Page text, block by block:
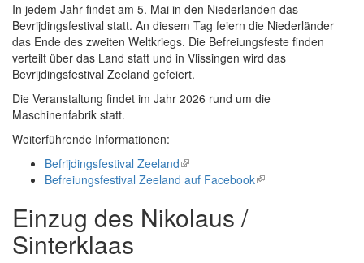
In jedem Jahr findet am 5. Mai in den Niederlanden das
Bevrijdingsfestival statt. An diesem Tag feiern die Niederländer
das Ende des zweiten Weltkriegs. Die Befreiungsfeste finden
verteilt über das Land statt und in Vlissingen wird das
Bevrijdingsfestival Zeeland gefeiert.
Die Veranstaltung findet im Jahr 2026 rund um die
Maschinenfabrik statt.
Weiterführende Informationen:
Befrijdingsfestival Zeeland(link
is
Befreiungsfestival Zeeland auf Facebook(link
Einzug des Nikolaus /
Sinterklaas